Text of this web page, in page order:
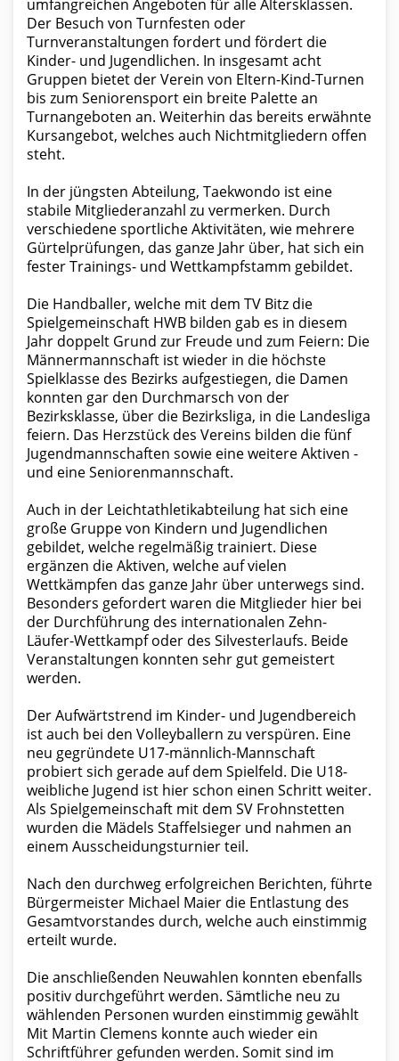
umfangreichen Angeboten für alle Altersklassen.
Der Besuch von Turnfesten oder
Turnveranstaltungen fordert und fördert die
Kinder- und Jugendlichen. In insgesamt acht
Gruppen bietet der Verein von Eltern-Kind-Turnen
bis zum Seniorensport ein breite Palette an
Turnangeboten an. Weiterhin das bereits erwähnte
Kursangebot, welches auch Nichtmitgliedern offen
steht.
In der jüngsten Abteilung, Taekwondo ist eine
stabile Mitgliederanzahl zu vermerken. Durch
verschiedene sportliche Aktivitäten, wie mehrere
Gürtelprüfungen, das ganze Jahr über, hat sich ein
fester Trainings- und Wettkampfstamm gebildet.
Die Handballer, welche mit dem TV Bitz die
Spielgemeinschaft HWB bilden gab es in diesem
Jahr doppelt Grund zur Freude und zum Feiern: Die
Männermannschaft ist wieder in die höchste
Spielklasse des Bezirks aufgestiegen, die Damen
konnten gar den Durchmarsch von der
Bezirksklasse, über die Bezirksliga, in die Landesliga
feiern. Das Herzstück des Vereins bilden die fünf
Jugendmannschaften sowie eine weitere Aktiven -
und eine Seniorenmannschaft.
Auch in der Leichtathletikabteilung hat sich eine
große Gruppe von Kindern und Jugendlichen
gebildet, welche regelmäßig trainiert. Diese
ergänzen die Aktiven, welche auf vielen
Wettkämpfen das ganze Jahr über unterwegs sind.
Besonders gefordert waren die Mitglieder hier bei
der Durchführung des internationalen Zehn-
Läufer-Wettkampf oder des Silvesterlaufs. Beide
Veranstaltungen konnten sehr gut gemeistert
werden.
Der Aufwärtstrend im Kinder- und Jugendbereich
ist auch bei den Volleyballern zu verspüren. Eine
neu gegründete U17-männlich-Mannschaft
probiert sich gerade auf dem Spielfeld. Die U18-
weibliche Jugend ist hier schon einen Schritt weiter.
Als Spielgemeinschaft mit dem SV Frohnstetten
wurden die Mädels Staffelsieger und nahmen an
einem Ausscheidungsturnier teil.
Nach den durchweg erfolgreichen Berichten, führte
Bürgermeister Michael Maier die Entlastung des
Gesamtvorstandes durch, welche auch einstimmig
erteilt wurde.
Die anschließenden Neuwahlen konnten ebenfalls
positiv durchgeführt werden. Sämtliche neu zu
wählenden Personen wurden einstimmig gewählt
Mit Martin Clemens konnte auch wieder ein
Schriftführer gefunden werden. Somit sind im